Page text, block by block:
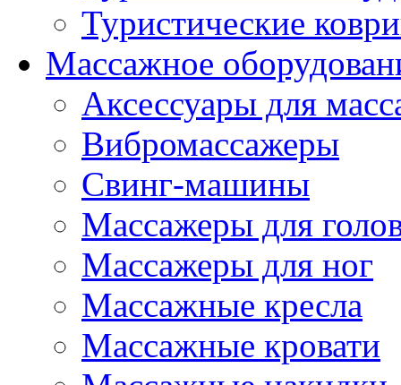
Туристические
Массажное
Аксессуары для
Вибромассажеры
Свинг-машины
Массажеры для
Массажеры для ног
Массажные кресла
Массажные кровати